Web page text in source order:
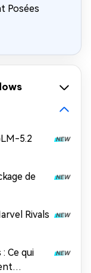
Posées
5.2
de
Rivals
Ce qui